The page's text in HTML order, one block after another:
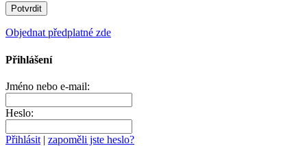
Objednat předplatné zde
Přihlášení
Jméno nebo e-mail:
Heslo:
Přihlásit | zapoměli jste heslo?